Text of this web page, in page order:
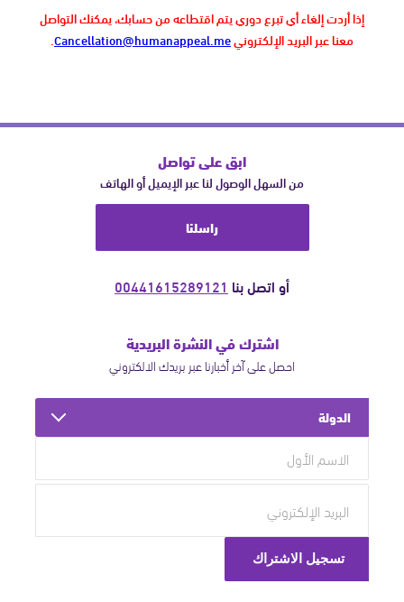
إذا أردت إلغاء أي تبرع دوري يتم اقتطاعه من حسابك، يمكنك التواصل
معنا عبر البريد الإلكترونيCancellation@humanappeal.me
.
ابق على تواصل
من السهل الوصول لنا عبر الإيميل أو الهاتف
راسلنا
أو اتصل بنا 00441615289121
اشترك في النشرة البريدية
احصل على آخر أخبارنا عبر بريدك الالكتروني
الدولة